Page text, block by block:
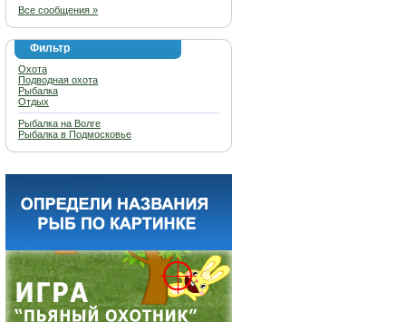
Все сообщения »
Фильтр
Охота
Подводная охота
Рыбалка
Отдых
Рыбалка на Волге
Рыбалка в Подмосковье